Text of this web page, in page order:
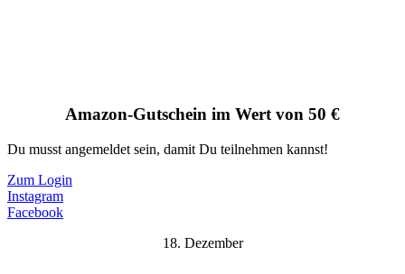
Amazon-Gutschein im Wert von 50 €
Du musst angemeldet sein, damit Du teilnehmen kannst!
Zum Login
Instagram
Facebook
18. Dezember